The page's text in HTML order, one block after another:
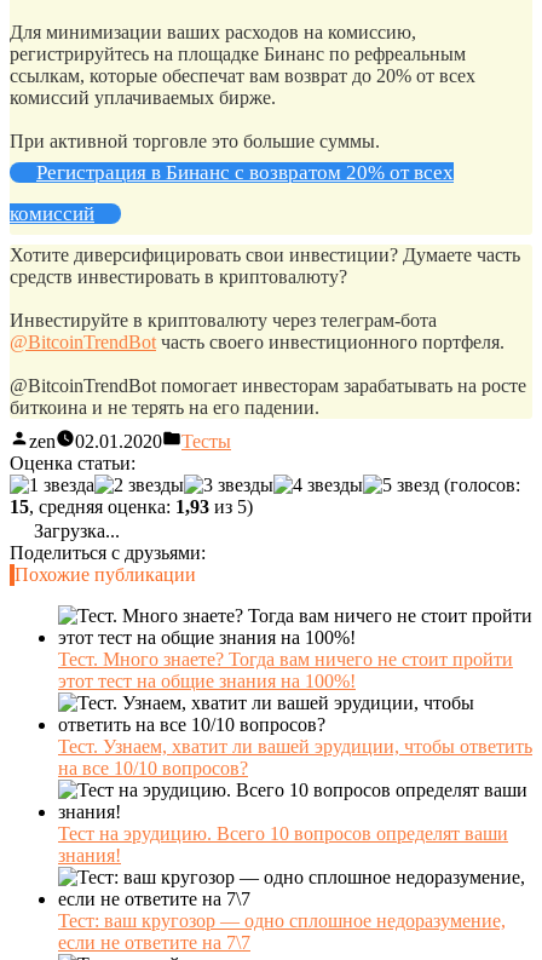
Для минимизации ваших расходов на комиссию,
регистрируйтесь на площадке Бинанс по рефреальным
ссылкам, которые обеспечат вам возврат до 20% от всех
комиссий уплачиваемых бирже.
При активной торговле это большие суммы.
Регистрация в Бинанс с возвратом 20% от всех
комиссий
Хотите диверсифицировать свои инвестиции? Думаете часть
средств инвестировать в криптовалюту?
Инвестируйте в криптовалюту через телеграм-бота
@BitcoinTrendBot часть своего инвестиционного портфеля.
@BitcoinTrendBot помогает инвесторам зарабатывать на росте
биткоина и не терять на его падении.
zen
02.01.2020
Тесты
Оценка статьи:
(голосов:
15, средняя оценка: 1,93 из 5)
Загрузка...
Поделиться с друзьями:
Похожие публикации
Тест. Много знаете? Тогда вам ничего не стоит пройти
этот тест на общие знания на 100%!
Тест. Узнаем, хватит ли вашей эрудиции, чтобы ответить
на все 10/10 вопросов?
Тест на эрудицию. Всего 10 вопросов определят ваши
знания!
Тест: ваш кругозор — одно сплошное недоразумение,
если не ответите на 7\7